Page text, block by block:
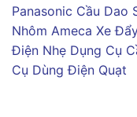
Panasonic Cầu Dao
Nhôm Ameca Xe
Điện Nhẹ Dụng Cụ
Cụ Dùng Điện Quạt